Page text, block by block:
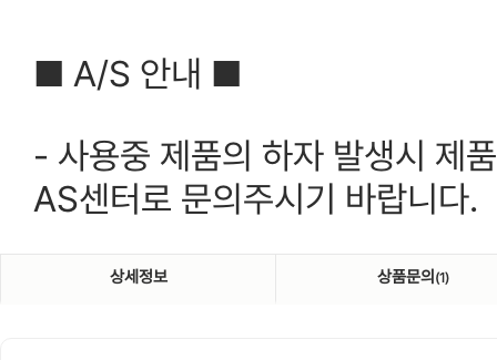
■ A/S 안내 ■
- 사용중 제품의 하자 발생시 제
AS센터로 문의주시기 바랍니다.
상세정보 상품문의 (1)